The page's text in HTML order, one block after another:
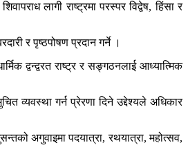
लागी राष्ट्रमा परस्पर विद्वेष, हिंसा र
र पृष्ठपोषण प्रदान गर्ने ।
द्वन्द्वरत राष्ट्र र सङ्गठनलाई आध्यात्मिक
व्यवस्था गर्न प्रेरणा दिने उद्देश्यले अधिकार
अगुवाइमा पदयात्रा, रथयात्रा, महोत्सव,